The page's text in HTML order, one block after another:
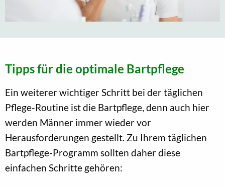
Tipps für die optimale Bartpflege
Ein weiterer wichtiger Schritt bei der täglichen
Pflege-Routine ist die Bartpflege, denn auch hier
werden Männer immer wieder vor
Herausforderungen gestellt. Zu Ihrem täglichen
Bartpflege-Programm sollten daher diese
einfachen Schritte gehören: